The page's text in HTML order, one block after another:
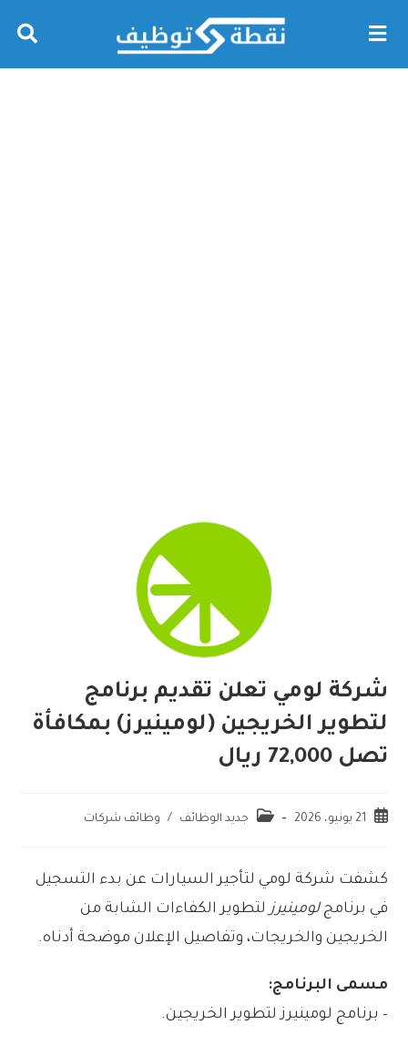
شركة لومي تعلن تقديم برنامج
لتطوير الخريجين (لومينيرز) بمكافأة
تصل 72,000 ريال
21 يونيو، 2026 جديد الوظائف / وظائف شركات
كشفت شركة لومي لتأجير السيارات عن بدء التسجيل
في برنامجلومينيرز لتطوير الكفاءات الشابة من
الخريجين والخريجات، وتفاصيل الإعلان موضحة أدناه.
مسمى البرنامج:
– برنامج لومينيرز لتطوير الخريجين.